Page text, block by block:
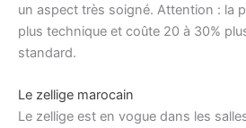
un aspect très soigné. Attention : la
plus technique et coûte 20 à 30%
standard.
Le zellige marocain
Le zellige est en vogue dans les